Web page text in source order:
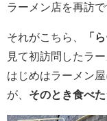
ラーメン店を再訪で
それがこちら、 「
見て初訪問したラー
はじめはラーメン
が、 そのとき食べ